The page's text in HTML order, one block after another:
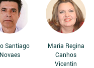
Santiago
Novaes
Maria Regina
Canhos
Vicentin